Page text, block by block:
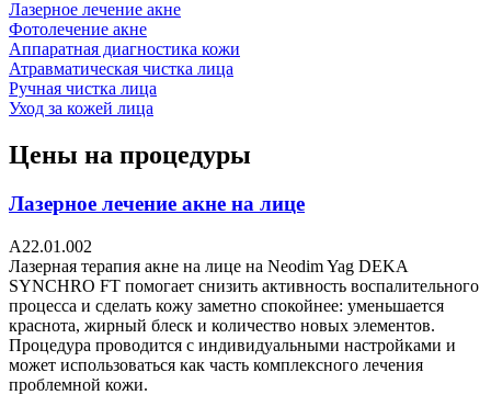
Лазерное лечение акне
Фотолечение акне
Аппаратная диагностика кожи
Атравматическая чистка лица
Ручная чистка лица
Уход за кожей лица
Цены на процедуры
Лазерное лечение акне на лице
А22.01.002
Лазерная терапия акне на лице на Neodim Yag DEKA
SYNCHRO FT помогает снизить активность воспалительного
процесса и сделать кожу заметно спокойнее: уменьшается
краснота, жирный блеск и количество новых элементов.
Процедура проводится с индивидуальными настройками и
может использоваться как часть комплексного лечения
проблемной кожи.